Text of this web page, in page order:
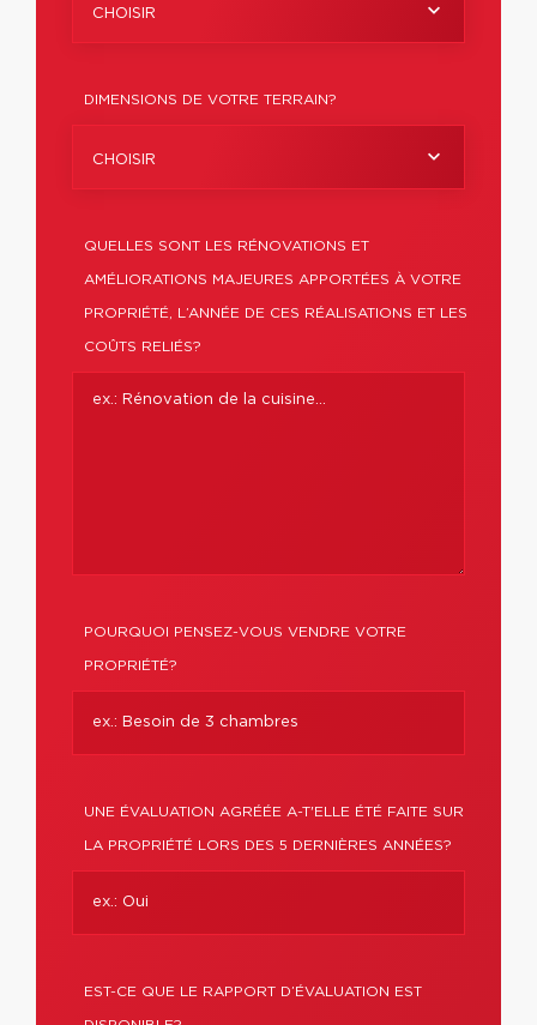
CHOISIR
DIMENSIONS DE VOTRE TERRAIN?
CHOISIR
QUELLES SONT LES RÉNOVATIONS ET
AMÉLIORATIONS MAJEURES APPORTÉES À VOTRE
PROPRIÉTÉ, L’ANNÉE DE CES RÉALISATIONS ET LES
COÛTS RELIÉS?
POURQUOI PENSEZ-VOUS VENDRE VOTRE
PROPRIÉTÉ?
UNE ÉVALUATION AGRÉÉE A-T'ELLE ÉTÉ FAITE SUR
LA PROPRIÉTÉ LORS DES 5 DERNIÈRES ANNÉES?
EST-CE QUE LE RAPPORT D’ÉVALUATION EST